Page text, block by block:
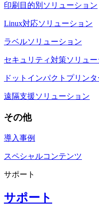
印刷目的別ソリューション
Linux対応ソリューション
ラベルソリューション
セキュリティ対策ソリュー
ドットインパクトプリン
遠隔支援ソリューション
その他
導入事例
スペシャルコンテンツ
サポート
サポート